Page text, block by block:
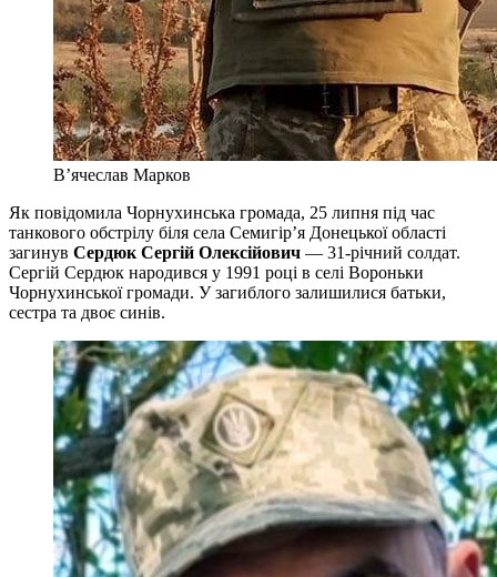
В’ячеслав Марков
Як повідомила Чорнухинська громада, 25 липня під час
танкового обстрілу біля села Семигір’я Донецької області
загинув Сердюк Сергій Олексійович — 31-річний солдат.
Сергій Сердюк народився у 1991 році в селі Вороньки
Чорнухинської громади. У загиблого залишилися батьки,
сестра та двоє синів.